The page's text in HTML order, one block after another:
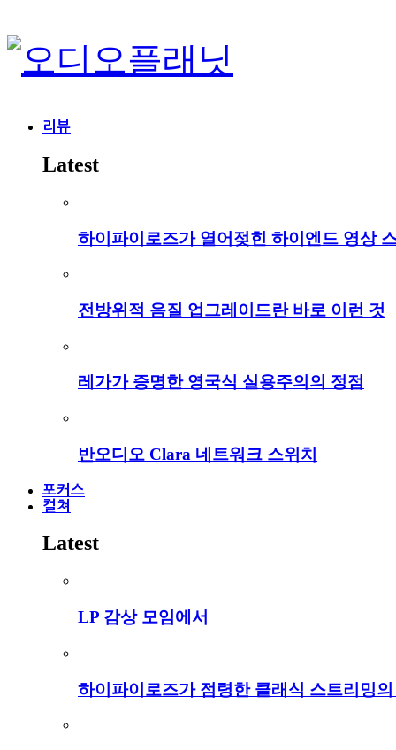
리뷰
Latest
하이파이로즈가 열어젖힌 하이엔드 영상
전방위적 음질 업그레이드란 바로 이런 것
레가가 증명한 영국식 실용주의의 정점
반오디오 Clara 네트워크 스위치
포커스
컬쳐
Latest
LP 감상 모임에서
하이파이로즈가 점령한 클래식 스트리밍